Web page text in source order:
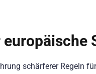
schärferer Regeln